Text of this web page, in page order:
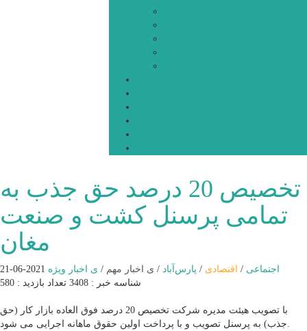
تخصیص 20 درصد حق جذب به
تمامی پرسنل کشت و صنعت
مغان
اجتماعی / اقتصادی / پارس‌آباد / ی اخبار مهم / ی اخبار ویژه 2021-06-21
شناسه خبر : 3408
تعداد بازدید : 580
با تصویب هیئت مدیره شرکت تخصیص 20 درصد فوق العاده بازار کار (حق